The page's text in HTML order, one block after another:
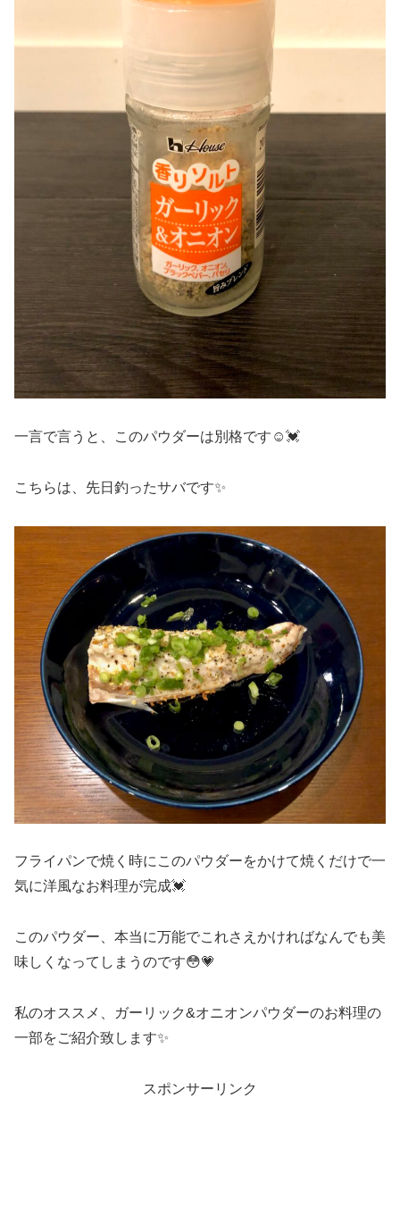
一言で言うと、このパウダーは別格です☺️💓
こちらは、先日釣ったサバです✨
フライパンで焼く時にこのパウダーをかけて焼くだけで一
気に洋風なお料理が完成💓
このパウダー、本当に万能でこれさえかければなんでも美
味しくなってしまうのです😳💗
私のオススメ、ガーリック&オニオンパウダーのお料理の
一部をご紹介致します✨
スポンサーリンク